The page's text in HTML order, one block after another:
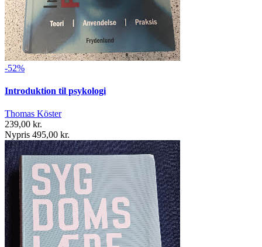
-52%
Introduktion til psykologi
Thomas Köster
239,00 kr.
Nypris 495,00 kr.